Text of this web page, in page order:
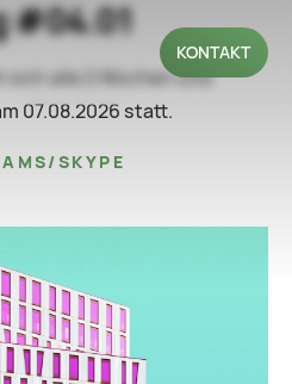
KONTAKT
#04.01
sich alle 2 Wochen und
07.08.2026statt.
SKYPE